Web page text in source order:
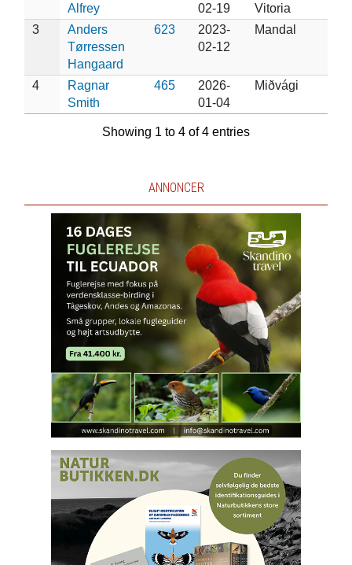
Alfrey
02-19
Vitoria
3
Anders
Tørressen
Hangaard
623
2023-
02-12
Mandal
4
Ragnar
Smith
465
2026-
01-04
Miðvági
Showing 1 to 4 of 4 entries
ANNONCER